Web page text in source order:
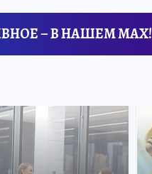
– В НАШЕМ MAX!